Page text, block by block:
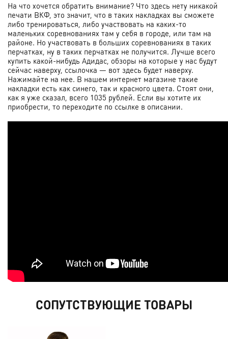
На что хочется обратить внимание? Что здесь нету никакой
печати ВКФ, это значит, что в таких накладках вы сможете
либо тренироваться, либо участвовать на каких-то
маленьких соревнованиях там у себя в городе, или там на
районе. Но участвовать в больших соревнованиях в таких
перчатках, ну в таких перчатках не получится. Лучше всего
купить какой-нибудь Адидас, обзоры на которые у нас будут
сейчас наверху, ссылочка — вот здесь будет наверху.
Нажимайте на нее. В нашем интернет магазине такие
накладки есть как синего, так и красного цвета. Стоят они,
как я уже сказал, всего 1035 рублей. Если вы хотите их
приобрести, то переходите по ссылке в описании.
СОПУТСТВУЮЩИЕ ТОВАРЫ